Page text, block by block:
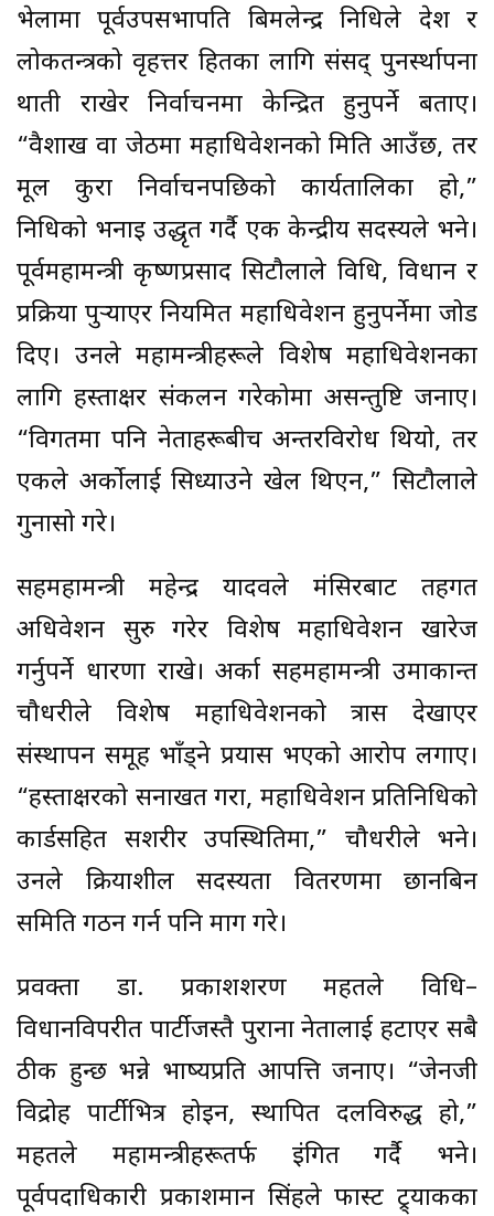
भेलामा पूर्वउपसभापति बिमलेन्द्र निधिले देश र
लोकतन्त्रको वृहत्तर हितका लागि संसद् पुनर्स्थापना
थाती राखेर निर्वाचनमा केन्द्रित हुनुपर्ने बताए।
“वैशाख वा जेठमा महाधिवेशनको मिति आउँछ, तर
मूल कुरा निर्वाचनपछिको कार्यतालिका हो,”
निधिको भनाइ उद्धृत गर्दै एक केन्द्रीय सदस्यले भने।
पूर्वमहामन्त्री कृष्णप्रसाद सिटौलाले विधि, विधान र
प्रक्रिया पुर्‍याएर नियमित महाधिवेशन हुनुपर्नेमा जोड
दिए। उनले महामन्त्रीहरूले विशेष महाधिवेशनका
लागि हस्ताक्षर संकलन गरेकोमा असन्तुष्टि जनाए।
“विगतमा पनि नेताहरूबीच अन्तरविरोध थियो, तर
एकले अर्कोलाई सिध्याउने खेल थिएन,” सिटौलाले
गुनासो गरे।
सहमहामन्त्री महेन्द्र यादवले मंसिरबाट तहगत
अधिवेशन सुरु गरेर विशेष महाधिवेशन खारेज
गर्नुपर्ने धारणा राखे। अर्का सहमहामन्त्री उमाकान्त
चौधरीले विशेष महाधिवेशनको त्रास देखाएर
संस्थापन समूह भाँड्ने प्रयास भएको आरोप लगाए।
“हस्ताक्षरको सनाखत गरौं, महाधिवेशन प्रतिनिधिको
कार्डसहित सशरीर उपस्थितिमा,” चौधरीले भने।
उनले क्रियाशील सदस्यता वितरणमा छानबिन
समिति गठन गर्न पनि माग गरे।
प्रवक्ता डा. प्रकाशशरण महतले विधि–
विधानविपरीत पार्टीजस्तै पुराना नेतालाई हटाएर सबै
ठीक हुन्छ भन्ने भाष्यप्रति आपत्ति जनाए। “जेनजी
विद्रोह पार्टीभित्र होइन, स्थापित दलविरुद्ध हो,”
महतले महामन्त्रीहरूतर्फ इंगित गर्दै भने।
पूर्वपदाधिकारी प्रकाशमान सिंहले फास्ट ट्र्याकका